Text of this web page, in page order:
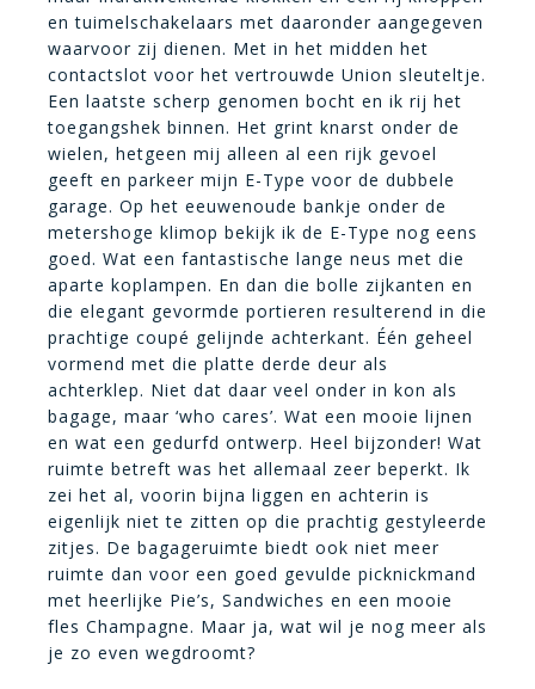
en tuimelschakelaars met daaronder aangegeven
waarvoor zij dienen. Met in het midden het
contactslot voor het vertrouwde Union sleuteltje.
Een laatste scherp genomen bocht en ik rij het
toegangshek binnen. Het grint knarst onder de
wielen, hetgeen mij alleen al een rijk gevoel
geeft en parkeer mijn E-Type voor de dubbele
garage. Op het eeuwenoude bankje onder de
metershoge klimop bekijk ik de E-Type nog eens
goed. Wat een fantastische lange neus met die
aparte koplampen. En dan die bolle zijkanten en
die elegant gevormde portieren resulterend in die
prachtige coupé gelijnde achterkant. Één geheel
vormend met die platte derde deur als
achterklep. Niet dat daar veel onder in kon als
bagage, maar ‘who cares’. Wat een mooie lijnen
en wat een gedurfd ontwerp. Heel bijzonder! Wat
ruimte betreft was het allemaal zeer beperkt. Ik
zei het al, voorin bijna liggen en achterin is
eigenlijk niet te zitten op die prachtig gestyleerde
zitjes. De bagageruimte biedt ook niet meer
ruimte dan voor een goed gevulde picknickmand
met heerlijke Pie’s, Sandwiches en een mooie
fles Champagne. Maar ja, wat wil je nog meer als
je zo even wegdroomt?